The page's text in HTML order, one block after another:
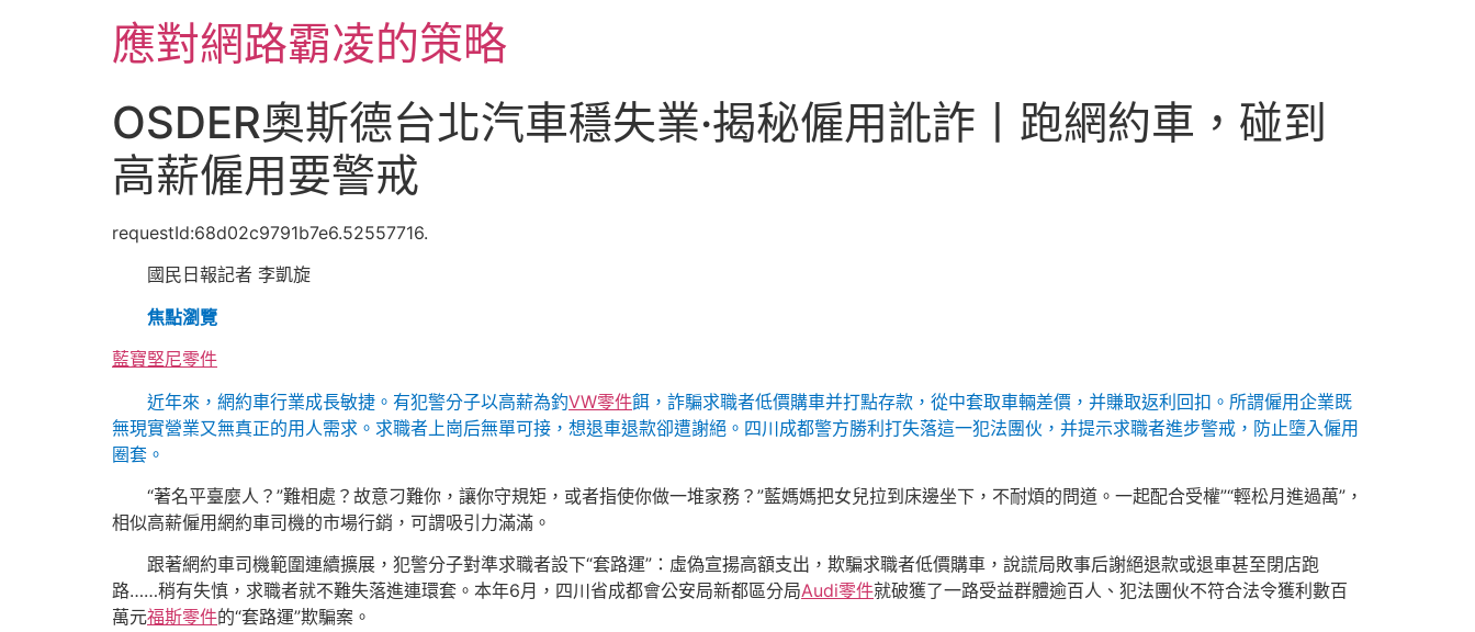
應對網路霸凌的策略
OSDER奧斯德台北汽車穩失業·揭秘僱用訛詐丨跑網約車，碰到
高薪僱用要警戒
requestId:68d02c9791b7e6.52557716.
國民日報記者 李凱旋
焦點瀏覽
藍寶堅尼零件
近年來，網約車行業成長敏捷。有犯警分子以高薪為釣VW零件餌，詐騙求職者低價購車并打點存款，從中套取車輛差價，并賺取返利回扣。所謂僱用企業既
無現實營業又無真正的用人需求。求職者上崗后無單可接，想退車退款卻遭謝絕。四川成都警方勝利打失落這一犯法團伙，并提示求職者進步警戒，防止墮入僱用
圈套。
“著名平臺麼人？”難相處？故意刁難你，讓你守規矩，或者指使你做一堆家務？”藍媽媽把女兒拉到床邊坐下，不耐煩的問道。一起配合受權”“輕松月進過萬”，
相似高薪僱用網約車司機的市場行銷，可謂吸引力滿滿。
跟著網約車司機範圍連續擴展，犯警分子對準求職者設下“套路運”：虛偽宣揚高額支出，欺騙求職者低價購車，說謊局敗事后謝絕退款或退車甚至閉店跑
路……稍有失慎，求職者就不難失落進連環套。本年6月，四川省成都會公安局新都區分局Audi零件就破獲了一路受益群體逾百人、犯法團伙不符合法令獲利數百
萬元福斯零件的“套路運”欺騙案。